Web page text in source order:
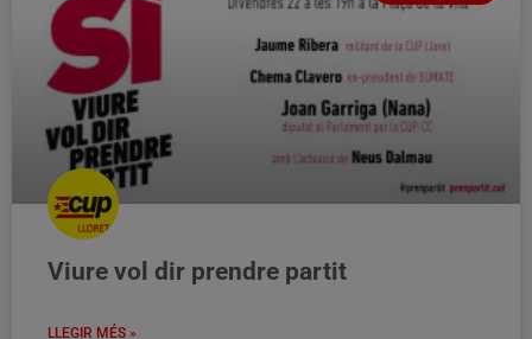
Viure vol dir prendre partit
LLEGIR MÉS »